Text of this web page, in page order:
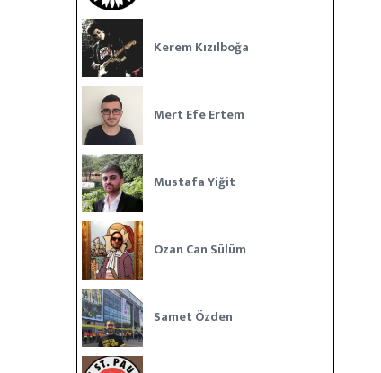
Kerem Kızılboğa
Mert Efe Ertem
Mustafa Yiğit
Ozan Can Sülüm
Samet Özden